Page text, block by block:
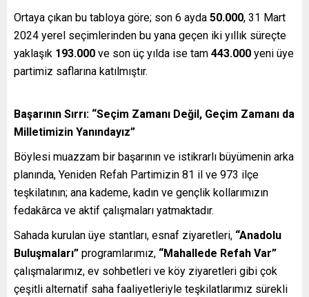
Ortaya çıkan bu tabloya göre; son 6 ayda 50.000, 31 Mart
2024 yerel seçimlerinden bu yana geçen iki yıllık süreçte
yaklaşık 193.000 ve son üç yılda ise tam 443.000 yeni üye
partimiz saflarına katılmıştır.
Başarının Sırrı: “Seçim Zamanı Değil, Geçim Zamanı da
Milletimizin Yanındayız”
Böylesi muazzam bir başarının ve istikrarlı büyümenin arka
planında, Yeniden Refah Partimizin 81 il ve 973 ilçe
teşkilatının; ana kademe, kadın ve gençlik kollarımızın
fedakârca ve aktif çalışmaları yatmaktadır.
Sahada kurulan üye stantları, esnaf ziyaretleri, “Anadolu
Buluşmaları” programlarımız, “Mahallede Refah Var”
çalışmalarımız, ev sohbetleri ve köy ziyaretleri gibi çok
çeşitli alternatif saha faaliyetleriyle teşkilatlarımız sürekli